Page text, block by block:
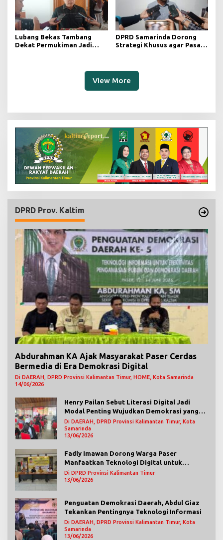
Lubang Bekas Tambang
Dekat Permukiman Jadi
DPRD Samarinda Dorong
Strategi Khusus agar Pasar
View More
DPRD Prov. Kaltim
Abdurahman KA Ajak Masyarakat Paser Cerdas
Bermedia di Era Demokrasi Digital
Di DAERAH, DPRD Provinsi Kalimantan Timur, HOME, Kota Samarinda
14/06/2026
Henry Pailan Sebut Literasi Digital Jadi
Modal Penting Wujudkan Demokrasi yang
Lebih Terbuka
Di DAERAH, DPRD Provinsi Kalimantan Timur, Kota
Samarinda
13/06/2026
Fadly Imawan Dorong Warga Paser
Manfaatkan Teknologi Digital untuk
Mengawasi Jalannya Pemerintahan
Di DPRD Provinsi Kalimantan Timur
13/06/2026
Penguatan Demokrasi Daerah, Abdul Giaz
Tekankan Pentingnya Teknologi Informasi
Di DAERAH, DPRD Provinsi Kalimantan Timur, Kota
Samarinda
13/06/2026